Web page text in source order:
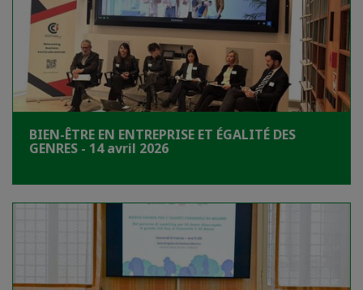
BIEN-ÊTRE EN ENTREPRISE ET ÉGALITÉ DES
GENRES - 14 avril 2026